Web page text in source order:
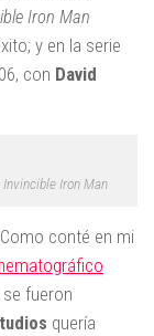
Iron Man
y en la serie
con David
Iron Man
conté en mi
fueron
quería